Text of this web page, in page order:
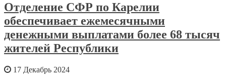
Отделение СФР по Карелии
обеспечивает ежемесячными
денежными выплатами более 68 тысяч
жителей Республики
17 Декабрь 2024